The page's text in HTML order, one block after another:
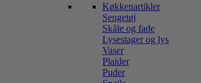
Køkkenartikler
Sengetøj
Skåle og fade
Lysestager og lys
Vaser
Plaider
Puder